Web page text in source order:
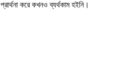
করে কখনও ব্যর্থকাম হইনি।